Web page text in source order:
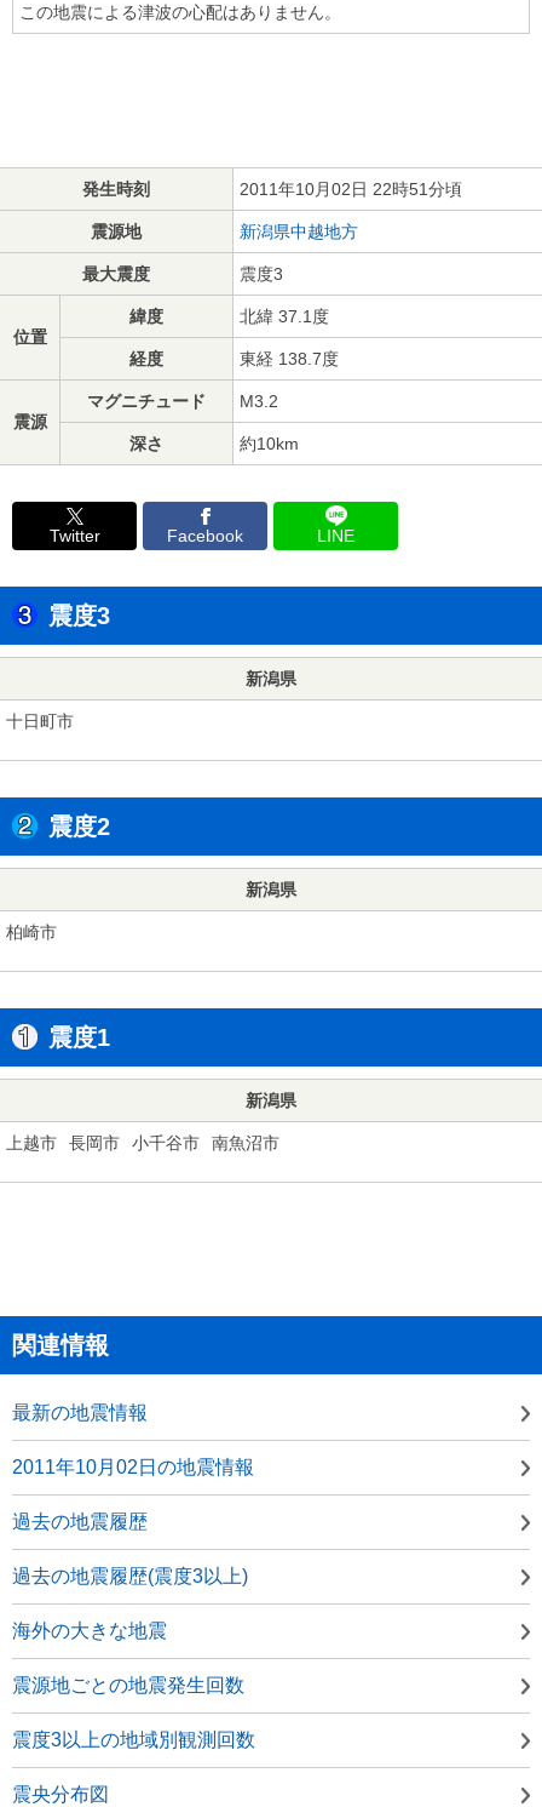
この地震による津波の心配はありません。
発生時刻 2011年10月02日 22時51分頃
震源地 新潟県中越地方
最大震度 震度3
位置
緯度 北緯 37.1度
経度 東経 138.7度
震源
マグニチュード M3.2
深さ 約10km
Twitter Facebook LINE
震度3
新潟県
十日町市
震度2
新潟県
柏崎市
震度1
新潟県
上越市 長岡市 小千谷市 南魚沼市
関連情報
最新の地震情報
2011年10月02日の地震情報
過去の地震履歴
過去の地震履歴(震度3以上)
海外の大きな地震
震源地ごとの地震発生回数
震度3以上の地域別観測回数
震央分布図